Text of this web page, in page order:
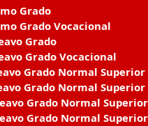
Grado
Grado Vocacional
Grado
Grado Vocacional
Grado Normal Superior
Grado Normal
Grado Normal Superior
Grado Normal